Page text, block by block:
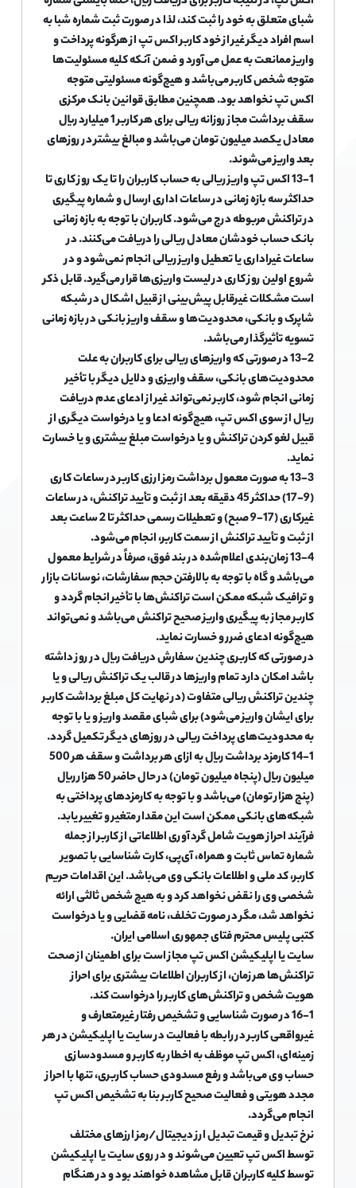
شبای متعلق به خود را ثبت کند، لذا در صورت ثبت شماره شبا به
اسم افراد دیگر غیر از خود کاربر اکس تپ از هرگونه پرداخت و
واریز ممانعت به عمل می‌آورد و ضمن آنکه کلیه مسئولیت‌ها
متوجه شخص کاربر می‌باشد و هیچ‌گونه مسئولیتی متوجه
اکس تپ نخواهد بود. همچنین مطابق قوانین بانک مرکزی
سقف برداشت مجاز روزانه ریالی برای هر کاربر 1 میلیارد ریال
معادل یکصد میلیون تومان می‌باشد و مبالغ بیشتر در روزهای
بعد واریز می‌شوند.
13-1 اکس تپ واریز ریالی به حساب کاربران را تا یک روز کاری تا
حداکثر سه بازه زمانی در ساعات اداری ارسال و شماره پیگیری
در تراکنش مربوطه درج می‌شود. کاربران با توجه به بازه زمانی
بانک حساب خودشان معادل ریالی را دریافت می‌کنند. در
ساعات غیراداری یا تعطیل واریز ریالی انجام نمی‌شود و در
شروع اولین روز کاری در لیست واریزی‌ها قرار می‌گیرد. قابل ذکر
است مشکلات غیرقابل پیش‌بینی از قبیل اشکال در شبکه
شاپرک و بانکی، محدودیت‌ها و سقف واریز بانکی در بازه زمانی
تسویه تأثیرگذار می‌باشد.
13-2 در صورتی که واریزهای ریالی برای کاربران به علت
محدودیت‌های بانکی، سقف واریزی و دلایل دیگر با تأخیر
زمانی انجام شود، کاربر نمی‌تواند غیر از ادعای عدم دریافت
ریال از سوی اکس تپ، هیچ‌گونه ادعا و یا درخواست دیگری از
قبیل لغو کردن تراکنش و یا درخواست مبلغ بیشتری و یا خسارت
نماید.
13-3 به صورت معمول برداشت رمز ارزی کاربر در ساعات کاری
(9-17) حداکثر 45 دقیقه بعد از ثبت و تأیید تراکنش، در ساعات
غیرکاری (17-9 صبح) و تعطیلات رسمی حداکثر تا 2 ساعت بعد
از ثبت و تأیید تراکنش از سمت کاربر، انجام می‌شود.
13-4 زمان‌بندی اعلام‌شده در بند فوق، صرفاً در شرایط معمول
می‌باشد و گاه با توجه به بالارفتن حجم سفارشات، نوسانات بازار
و ترافیک شبکه ممکن است تراکنش‌ها با تأخیر انجام گردد و
کاربر مجاز به پیگیری واریز صحیح تراکنش می‌باشد و نمی‌تواند
هیچ‌گونه ادعای ضرر و خسارت نماید.
در صورتی که کاربری چندین سفارش دریافت ریال در روز داشته
باشد امکان دارد تمام واریزها در قالب یک تراکنش ریالی و یا
چندین تراکنش ریالی متفاوت (در نهایت کل مبلغ برداشت کاربر
برای ایشان واریز می‌شود) برای شبای مقصد واریز و یا با توجه
به محدودیت‌های پرداخت ریالی در روزهای دیگر تکمیل گردد.
14-1 کارمزد برداشت ریال به ازای هر برداشت و سقف هر 500
میلیون ریال (پنجاه میلیون تومان) در حال حاضر 50 هزار ریال
(پنج هزار تومان) می‌باشد و با توجه به کارمزدهای پرداختی به
شبکه‌های بانکی ممکن است این مقدار متغیر و تغییر یابد.
فرآیند احراز هویت شامل گردآوری اطلاعاتی از کاربر از جمله
شماره تماس ثابت و همراه، آی‌پی، کارت شناسایی با تصویر
کاربر، کد ملی و اطلاعات بانکی وی می‌باشد. این اقدامات حریم
شخصی وی را نقض نخواهد کرد و به هیچ شخص ثالثی ارائه
نخواهد شد، مگر در صورت تخلف، نامه قضایی و یا درخواست
کتبی پلیس محترم فتای جمهوری اسلامی ایران.
سایت یا اپلیکیشن اکس تپ مجاز است برای اطمینان از صحت
تراکنش‌ها هر زمان، از کاربران اطلاعات بیشتری برای احراز
هویت شخص و تراکنش‌های کاربر را درخواست کند.
16-1 در صورت شناسایی و تشخیص رفتار غیرمتعارف و
غیرواقعی کاربر در رابطه با فعالیت در سایت یا اپلیکیشن در هر
زمینه‌ای، اکس تپ موظف به اخطار به کاربر و مسدودسازی
حساب وی می‌باشد و رفع مسدودی حساب کاربری، تنها با احراز
مجدد هویتی و فعالیت صحیح کاربر بنا به تشخیص اکس تپ
انجام می‌گردد.
نرخ تبدیل و قیمت تبدیل ارز دیجیتال/رمز ارزهای مختلف
توسط اکس تپ تعیین می‌شوند و در روی سایت یا اپلیکیشن
توسط کلیه کاربران قابل مشاهده خواهند بود و در هنگام